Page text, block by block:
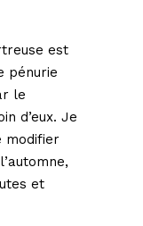
est
pénurie
le
d’eux. Je
modifier
et